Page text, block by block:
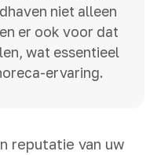
niet alleen
er ook voor dat
wat essentieel
ervaring.
reputatie van uw